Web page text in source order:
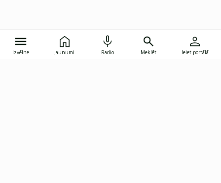
Izvēlne Jaunumi Radio Meklēt Ieiet portālā